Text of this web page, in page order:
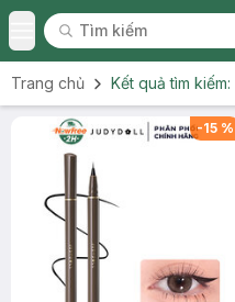
Toggle Menu
Tìm kiếm
Tìm kiếm
Trang chủ Kết quả tìm kiếm:
-15 %